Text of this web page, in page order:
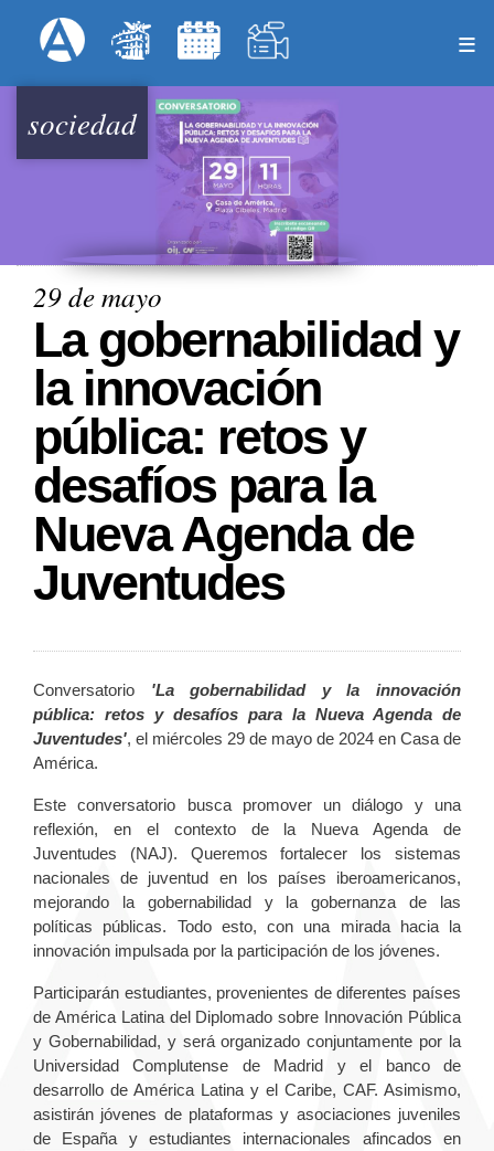
al
Menú Superior
sociedad
29 de mayo
La gobernabilidad y
la innovación
pública: retos y
desafíos para la
Nueva Agenda de
Juventudes
Conversatorio 'La gobernabilidad y la innovación
pública: retos y desafíos para la Nueva Agenda de
Juventudes', el miércoles 29 de mayo de 2024 en Casa de
América.
Este conversatorio busca promover un diálogo y una
reflexión, en el contexto de la Nueva Agenda de
Juventudes (NAJ). Queremos fortalecer los sistemas
nacionales de juventud en los países iberoamericanos,
mejorando la gobernabilidad y la gobernanza de las
políticas públicas. Todo esto, con una mirada hacia la
innovación impulsada por la participación de los jóvenes.
Participarán estudiantes, provenientes de diferentes países
de América Latina del Diplomado sobre Innovación Pública
y Gobernabilidad, y será organizado conjuntamente por la
Universidad Complutense de Madrid y el banco de
desarrollo de América Latina y el Caribe, CAF. Asimismo,
asistirán jóvenes de plataformas y asociaciones juveniles
de España y estudiantes internacionales afincados en